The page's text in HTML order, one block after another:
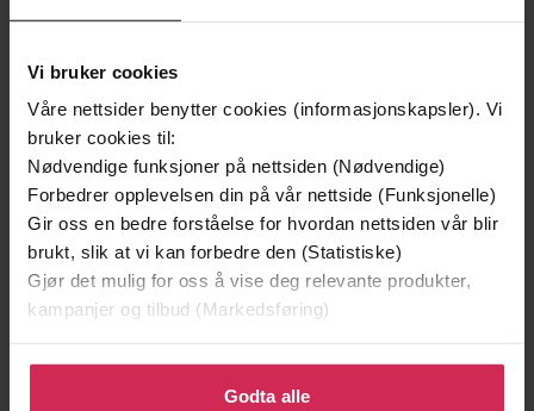
Vi bruker cookies
Våre nettsider benytter cookies (informasjonskapsler). Vi
bruker cookies til:
Nødvendige funksjoner på nettsiden (Nødvendige)
Forbedrer opplevelsen din på vår nettside (Funksjonelle)
Gir oss en bedre forståelse for hvordan nettsiden vår blir
brukt, slik at vi kan forbedre den (Statistiske)
Gjør det mulig for oss å vise deg relevante produkter,
kampanjer og tilbud (Markedsføring)
Klikk på «Godta alle» for å gi oss ditt samtykke til å
bruke cookies for alle disse formålene. Du kan også
Godta alle
Premium